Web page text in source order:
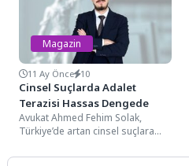
Magazin
11 Ay Önce 10
Cinsel Suçlarda Adalet
Terazisi Hassas Dengede
Avukat Ahmed Fehim Solak,
Türkiye’de artan cinsel suçlara
alınması ve...